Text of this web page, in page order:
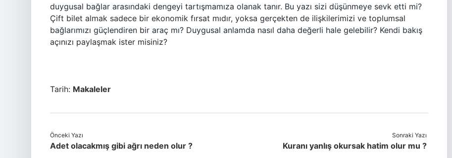
duygusal bağlar arasındaki dengeyi tartışmamıza olanak tanır. Bu yazı sizi düşünmeye sevk etti mi?
Çift bilet almak sadece bir ekonomik fırsat mıdır, yoksa gerçekten de ilişkilerimizi ve toplumsal
bağlarımızı güçlendiren bir araç mı? Duygusal anlamda nasıl daha değerli hale gelebilir? Kendi bakış
açınızı paylaşmak ister misiniz?
Tarih: Makaleler
Önceki Yazı
Adet olacakmış gibi ağrı neden olur ?
Sonraki Yazı
Kuranı yanlış okursak hatim olur mu ?